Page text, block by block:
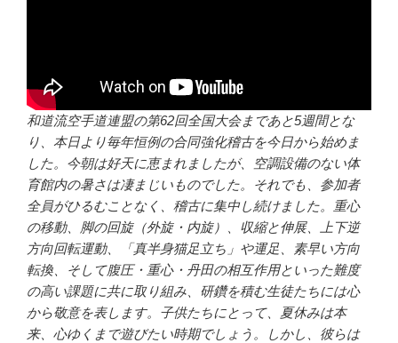
和道流空手道連盟の第62回全国大会まであと5週間とな
り、本日より毎年恒例の合同強化稽古を今日から始めま
した。今朝は好天に恵まれましたが、空調設備のない体
育館内の暑さは凄まじいものでした。それでも、参加者
全員がひるむことなく、稽古に集中し続けました。重心
の移動、脚の回旋（外旋・内旋）、収縮と伸展、上下逆
方向回転運動、「真半身猫足立ち」や運足、素早い方向
転換、そして腹圧・重心・丹田の相互作用といった難度
の高い課題に共に取り組み、研鑽を積む生徒たちには心
から敬意を表します。子供たちにとって、夏休みは本
来、心ゆくまで遊びたい時期でしょう。しかし、彼らは